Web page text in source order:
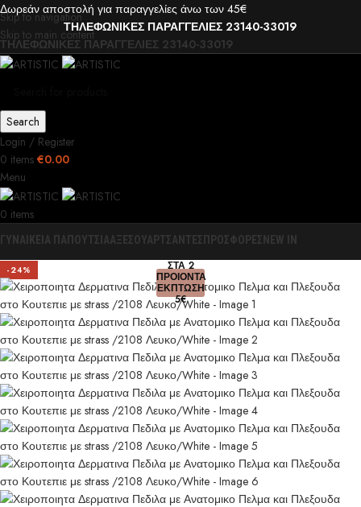
Skip to navigation
Skip to main content
Δωρεάν αποστολή για παραγγελίες άνω των 45€
ΤΗΛΕΦΩΝΙΚΕΣ ΠΑΡΑΓΓΕΛΙΕΣ 23140-33019
ΤΗΛΕΦΩΝΙΚΕΣ ΠΑΡΑΓΓΕΛΙΕΣ 23140-33019
Search
Login / Register
0 items €0.00
Menu
0 items
ΓΥΝΑΙΚΕΙΑ ΠΑΠΟΥΤΣΙΑΑΞΕΣΟΥΑΡΤΣΑΝΤΕΣ ΠΡΟΣΦΟΡΕΣ NEW IN
0-24% ΣΤΑ 2
ΠΡΟΙΟΝΤΑ
ΕΚΠΤΩΣΗ
5€